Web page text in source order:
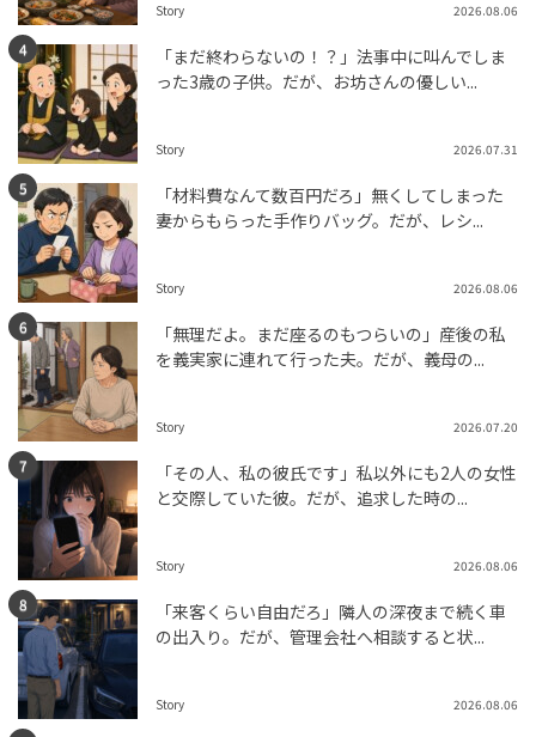
Story 2026.08.06
「まだ終わらないの！？」法事中に叫んでしま
った3歳の子供。だが、お坊さんの優しい...
Story 2026.07.31
「材料費なんて数百円だろ」無くしてしまった
妻からもらった手作りバッグ。だが、レシ...
Story 2026.08.06
「無理だよ。まだ座るのもつらいの」産後の私
を義実家に連れて行った夫。だが、義母の...
Story 2026.07.20
「その人、私の彼氏です」私以外にも2人の女性
と交際していた彼。だが、追求した時の...
Story 2026.08.06
「来客くらい自由だろ」隣人の深夜まで続く車
の出入り。だが、管理会社へ相談すると状...
Story 2026.08.06